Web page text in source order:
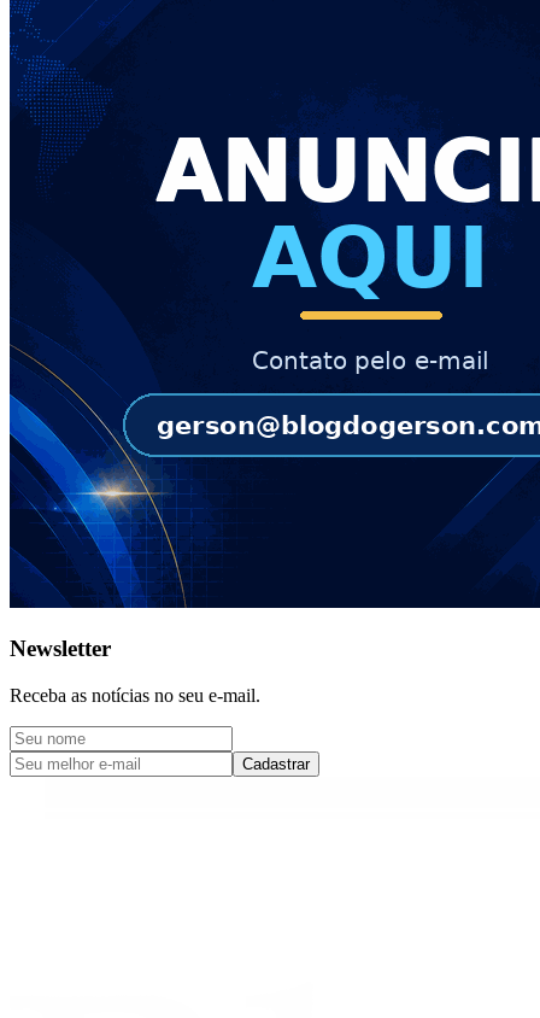
Newsletter
Receba as notícias no seu e-mail.
Cadastrar